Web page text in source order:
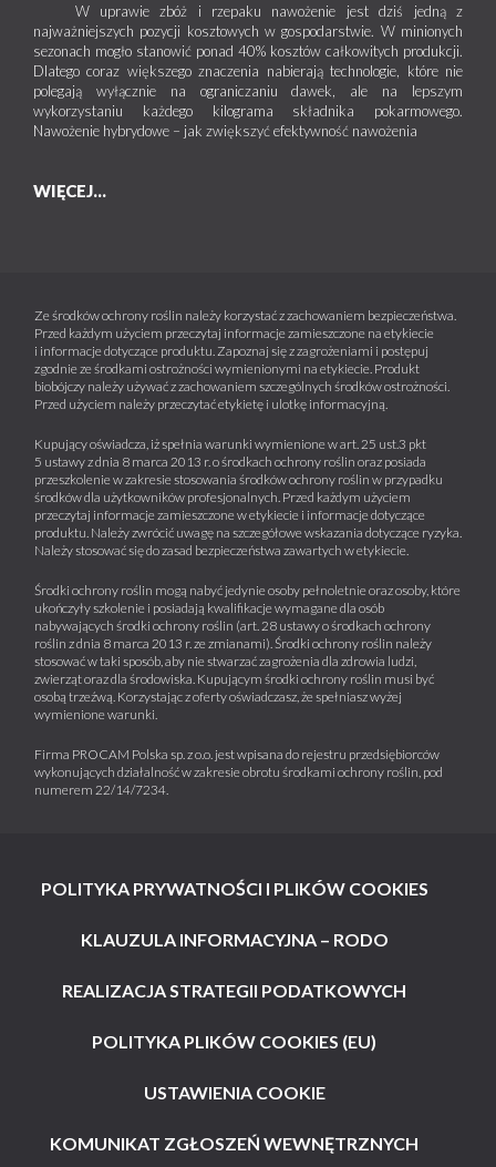
W uprawie zbóż i rzepaku nawożenie jest dziś jedną z
najważniejszych pozycji kosztowych w gospodarstwie. W minionych
sezonach mogło stanowić ponad 40% kosztów całkowitych produkcji.
Dlatego coraz większego znaczenia nabierają technologie, które nie
polegają wyłącznie na ograniczaniu dawek, ale na lepszym
wykorzystaniu każdego kilograma składnika pokarmowego.
Nawożenie hybrydowe – jak zwiększyć efektywność nawożenia
WIĘCEJ...
Ze środków ochrony roślin należy korzystać z zachowaniem bezpieczeństwa.
Przed każdym użyciem przeczytaj informacje zamieszczone na etykiecie
i informacje dotyczące produktu. Zapoznaj się z zagrożeniami i postępuj
zgodnie ze środkami ostrożności wymienionymi na etykiecie. Produkt
biobójczy należy używać z zachowaniem szczególnych środków ostrożności.
Przed użyciem należy przeczytać etykietę i ulotkę informacyjną.
Kupujący oświadcza, iż spełnia warunki wymienione w art. 25 ust.3 pkt
5 ustawy z dnia 8 marca 2013 r. o środkach ochrony roślin oraz posiada
przeszkolenie w zakresie stosowania środków ochrony roślin w przypadku
środków dla użytkowników profesjonalnych. Przed każdym użyciem
przeczytaj informacje zamieszczone w etykiecie i informacje dotyczące
produktu. Należy zwrócić uwagę na szczegółowe wskazania dotyczące ryzyka.
Należy stosować się do zasad bezpieczeństwa zawartych w etykiecie.
Środki ochrony roślin mogą nabyć jedynie osoby pełnoletnie oraz osoby, które
ukończyły szkolenie i posiadają kwalifikacje wymagane dla osób
nabywających środki ochrony roślin (art. 28 ustawy o środkach ochrony
roślin z dnia 8 marca 2013 r. ze zmianami). Środki ochrony roślin należy
stosować w taki sposób, aby nie stwarzać zagrożenia dla zdrowia ludzi,
zwierząt oraz dla środowiska. Kupującym środki ochrony roślin musi być
osobą trzeźwą. Korzystając z oferty oświadczasz, że spełniasz wyżej
wymienione warunki.
Firma PROCAM Polska sp. z o.o. jest wpisana do rejestru przedsiębiorców
wykonujących działalność w zakresie obrotu środkami ochrony roślin, pod
numerem 22/14/7234.
POLITYKA PRYWATNOŚCI I PLIKÓW COOKIES
KLAUZULA INFORMACYJNA – RODO
REALIZACJA STRATEGII PODATKOWYCH
POLITYKA PLIKÓW COOKIES (EU)
USTAWIENIA COOKIE
KOMUNIKAT ZGŁOSZEŃ WEWNĘTRZNYCH